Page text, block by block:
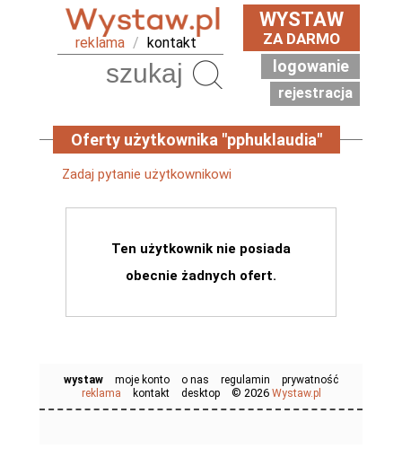
reklama / kontakt
WYSTAW
ZA DARMO
logowanie
rejestracja
Oferty użytkownika "pphuklaudia"
Zadaj pytanie użytkownikowi
Ten użytkownik nie posiada
obecnie żadnych ofert.
wystaw moje konto o nas regulamin
prywatność
reklama
kontakt desktop © 2026 Wystaw.pl